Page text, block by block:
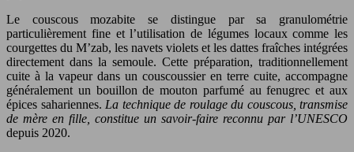
Le couscous mozabite se distingue par sa granulométrie
particulièrement fine et l’utilisation de légumes locaux comme les
courgettes du M’zab, les navets violets et les dattes fraîches intégrées
directement dans la semoule. Cette préparation, traditionnellement
cuite à la vapeur dans un couscoussier en terre cuite, accompagne
généralement un bouillon de mouton parfumé au fenugrec et aux
épices sahariennes. La technique de roulage du couscous, transmise
de mère en fille, constitue un savoir-faire reconnu par l’UNESCO
depuis 2020.